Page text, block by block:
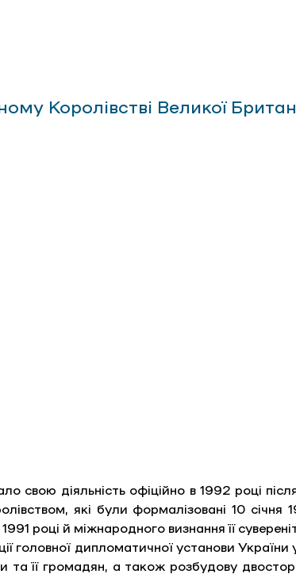
Королівстві Великої Британії
свою діяльність офіційно в 1992 році
які були формалізовані 10
році й міжнародного визнання її
головної дипломатичної установи України
та її громадян, а також розбудову